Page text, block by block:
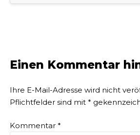
Einen Kommentar
Ihre E-Mail-Adresse wird nicht
Pflichtfelder sind mit *
Kommentar *